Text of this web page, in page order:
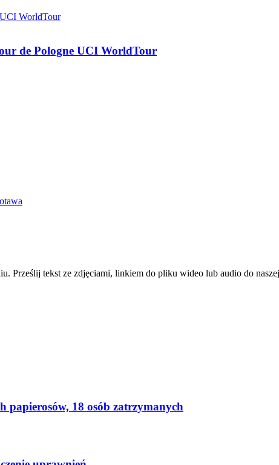
de Pologne UCI WorldTour
Prześlij tekst ze zdjęciami, linkiem do pliku wideo lub audio do
papierosów, 18 osób zatrzymanych